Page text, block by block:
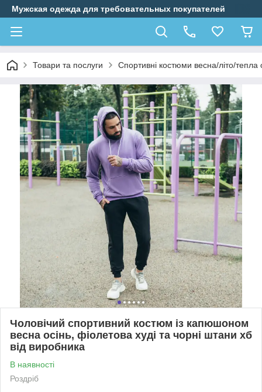
Мужская одежда для требовательных покупателей
Товари та послуги Спортивні костюми весна/літо/тепла
Чоловічий спортивний костюм із капюшоном
весна осінь, фіолетова худі та чорні штани хб
від виробника
В наявності
Роздріб